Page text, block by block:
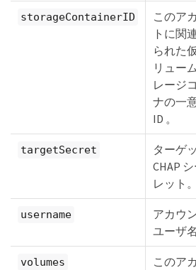
storageContainerID
このア
トに関
られた
リュー
レージ
ナの一
ID 。
targetSecret
ターゲ
CHAP
レット。
username
アカウ
ユーザ名
volumes
このア